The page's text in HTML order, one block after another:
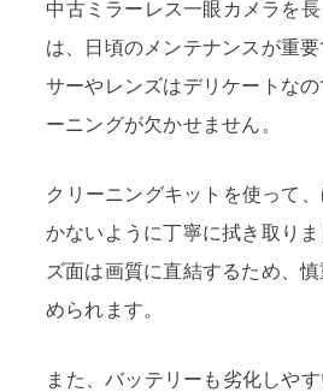
中古ミラーレス一眼カメラを長く愛用するために
は、日頃のメンテナンスが重
サーやレンズはデリケートな
ーニングが欠かせません。
クリーニングキットを使って、ほこりや汚れが付
かないように丁寧に拭き取り
ズ面は画質に直結するため、
められます。
また、バッテリーも劣化しやすいパーツの一つ。